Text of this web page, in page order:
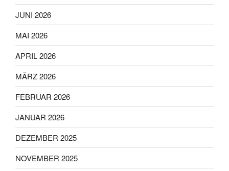
JUNI 2026
MAI 2026
APRIL 2026
MÄRZ 2026
FEBRUAR 2026
JANUAR 2026
DEZEMBER 2025
NOVEMBER 2025